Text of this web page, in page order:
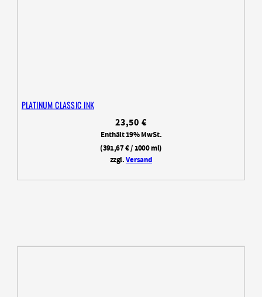
PLATINUM CLASSIC INK
23,50 €
Enthält 19% MwSt.
(391,67€/ 1000 ml)
zzgl.Versand